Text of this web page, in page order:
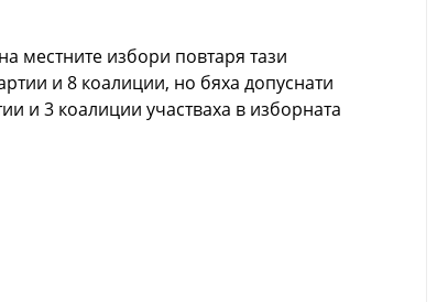
местните избори повтаря тази
и 8 коалиции, но бяха допуснати
и 3 коалиции участваха в изборната